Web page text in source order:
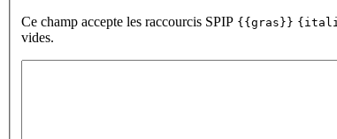
Ce champ accepte les raccourcis SPIP {{gras}}
vides.